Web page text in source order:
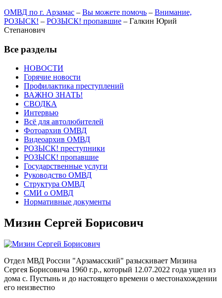
ОМВД по г. Арзамас – Вы можете помочь – Внимание,
РОЗЫСК! – РОЗЫСК! пропавшие – Галкин Юрий
Степанович
Все разделы
НОВОСТИ
Горячие новости
Профилактика преступлений
ВАЖНО ЗНАТЬ!
СВОДКА
Интервью
Всё для автолюбителей
Фотоархив ОМВД
Видеоархив ОМВД
РОЗЫСК! преступники
РОЗЫСК! пропавшие
Государственные услуги
Руководство ОМВД
Структура ОМВД
СМИ о ОМВД
Нормативные документы
Мизин Сергей Борисович
Отдел МВД России "Арзамасский" разыскивает Мизина
Сергея Борисовича 1960 г.р., который 12.07.2022 года ушел из
дома с. Пустынь и до настоящего времени о местонахождении
его неизвестно